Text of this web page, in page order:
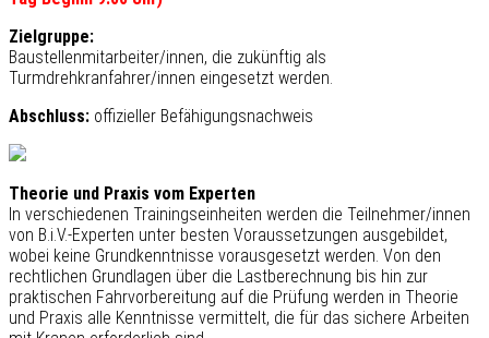
Zielgruppe:
Baustellenmitarbeiter/innen, die zukünftig als
Turmdrehkranfahrer/innen eingesetzt werden.
Abschluss: offizieller Befähigungsnachweis
Theorie und Praxis vom Experten
In verschiedenen Trainingseinheiten werden die Teilnehmer/innen
von B.i.V.-Experten unter besten Voraussetzungen ausgebildet,
wobei keine Grundkenntnisse vorausgesetzt werden. Von den
rechtlichen Grundlagen über die Lastberechnung bis hin zur
praktischen Fahrvorbereitung auf die Prüfung werden in Theorie
und Praxis alle Kenntnisse vermittelt, die für das sichere Arbeiten